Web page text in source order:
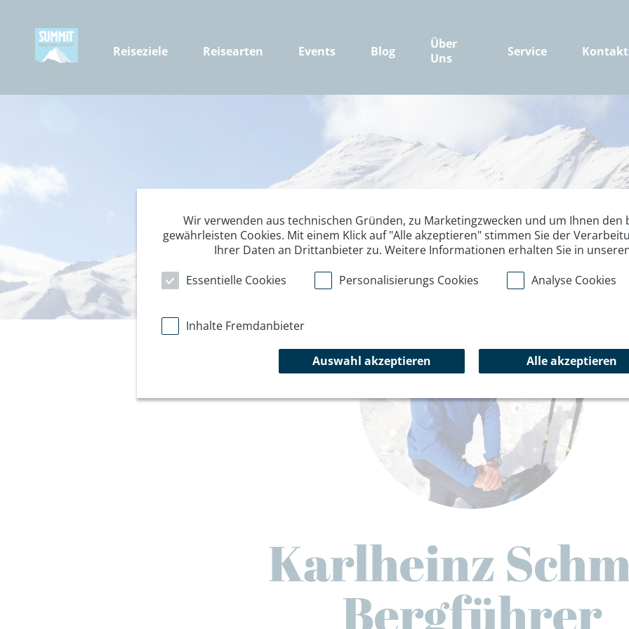
Reiseziele Reisearten Events Blog
Über
Uns
Service Kontakt
Karlheinz
Bergführer
Wir verwenden aus technischen Gründen, zu Marketingzwecken und um Ihnen den
gewährleisten Cookies. Mit einem Klick auf "Alle akzeptieren" stimmen Sie der
Ihrer Daten an Drittanbieter zu. Weitere Informationen erhalten Sie in
Essentielle Cookies
Personalisierungs Cookies Analyse Cookies
Inhalte Fremdanbieter
Auswahl akzeptieren Alle akzeptieren